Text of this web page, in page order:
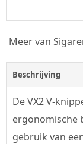
Meer van
Beschrijving
De VX2 V-
ergonomische
gebruik van